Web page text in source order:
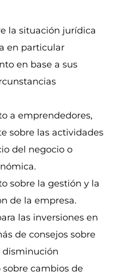
la situación jurídica
en particular
en base a sus
a emprendedores,
sobre las actividades
del negocio o
sobre la gestión y la
de la empresa.
las inversiones en
de consejos sobre
cambios de